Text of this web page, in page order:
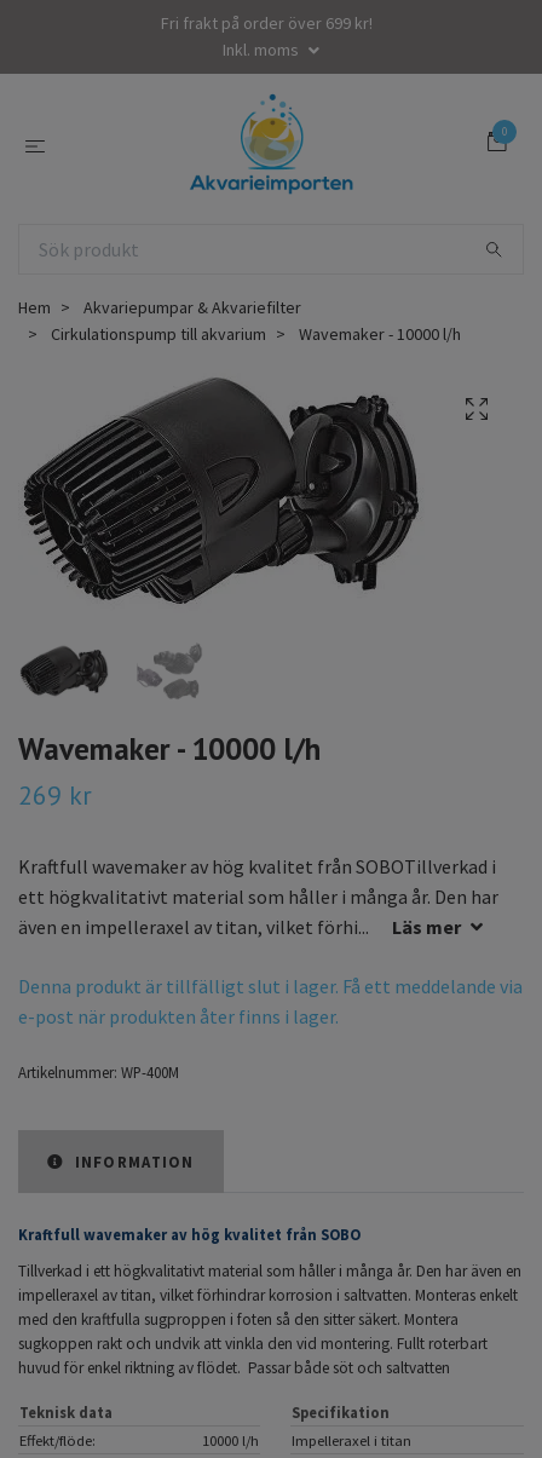
Fri frakt på order över 699 kr!
Inkl. moms
0
Hem
Akvariepumpar & Akvariefilter
Cirkulationspump till akvarium
Wavemaker - 10000 l/h
Wavemaker - 10000 l/h
269 kr
Kraftfull wavemaker av hög kvalitet från SOBOTillverkad i
ett högkvalitativt material som håller i många år. Den har
även en impelleraxel av titan, vilket förhi...
Läs mer
Denna produkt är tillfälligt slut i lager. Få ett meddelande via
e-post när produkten åter finns i lager.
Artikelnummer: WP-400M
INFORMATION
Kraftfull wavemaker av hög kvalitet från SOBO
Tillverkad i ett högkvalitativt material som håller i många år. Den har även en
impelleraxel av titan, vilket förhindrar korrosion i saltvatten. Monteras enkelt
med den kraftfulla sugproppen i foten så den sitter säkert. Montera
sugkoppen rakt och undvik att vinkla den vid montering. Fullt roterbart
huvud för enkel riktning av flödet. Passar både söt och saltvatten
Teknisk data
Specifikation
Effekt/flöde:
10000 l/h
Impelleraxel i titan